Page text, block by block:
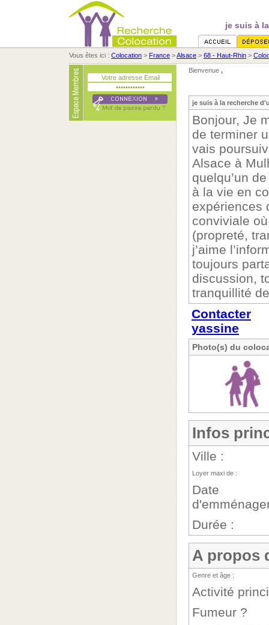
je suis à
Vous êtes ici : Colocation > France >Alsace > 68 - Haut-Rhin >
Bienvenue ,
je suis à la recherche
Bonjour, Je
de terminer
vais
Alsace à
quelqu’un
à la vie en
expériences
conviviale
(propreté,
j’aime
toujours
discussion,
tranquillité
Contacter
yassine
Photo(s) du
Infos
Ville :
Loyer maxi de :
Date
Durée :
A propos
Genre et âge :
Activité
Fumeur ?